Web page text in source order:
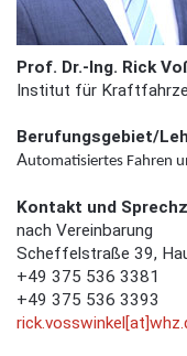
Prof. Dr.-Ing. Rick
Institut für
Berufungsgebiet/
Automatisiertes Fahren
Kontakt und
nach Vereinbarung
Scheffelstraße 39,
+49 375 536 3381
+49 375 536 3393